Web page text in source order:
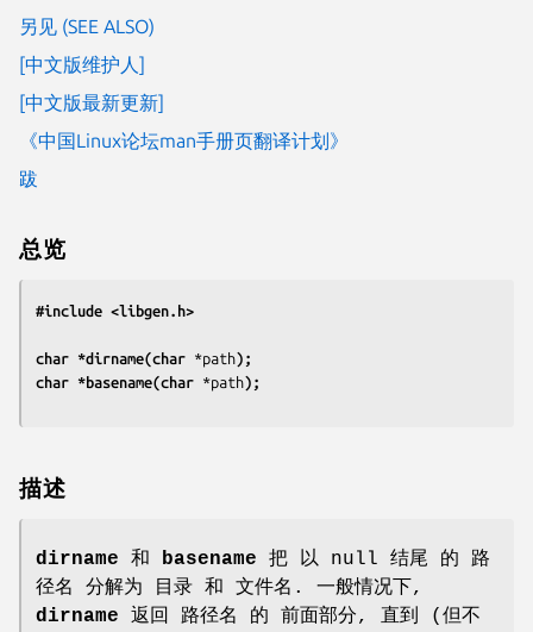
另见 (SEE ALSO)
[中文版维护人]
[中文版最新更新]
《中国Linux论坛man手册页翻译计划》
跋
总览
#include <libgen.h>
char *dirname(char *path);
char *basename(char *path);
描述
dirname 和 basename 把 以 null 结尾 的 路
径名 分解为 目录 和 文件名. 一般情况下,
dirname 返回 路径名 的 前面部分, 直到 (但不